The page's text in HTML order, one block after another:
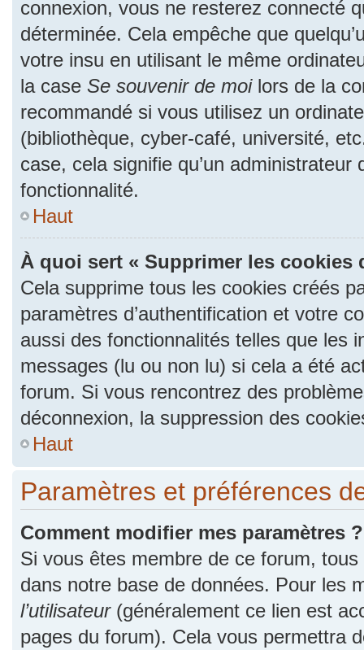
connexion, vous ne resterez connecté
déterminée. Cela empêche que
votre insu en utilisant le même
la case Se souvenir de moilors de la
recommandé si vous utilisez un
(bibliothèque, cyber-café, université,
case, cela signifie qu’un
fonctionnalité.
Haut
À quoi sert « Supprimer les cookies
Cela supprime tous les cookies créés
paramètres d’authentification et votre
aussi des fonctionnalités telles que les
messages (lu ou non lu) si cela a été
forum. Si vous rencontrez des
déconnexion, la suppression des
Haut
Paramètres et préférences
Comment modifier mes paramètres ?
Si vous êtes membre de ce forum,
dans notre base de données. Pour les
l’utilisateur(généralement ce lien est
pages du forum). Cela vous permettra